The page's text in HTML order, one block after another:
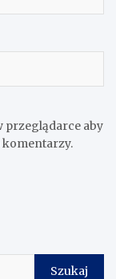
przeglądarce aby
komentarzy.
Szukaj